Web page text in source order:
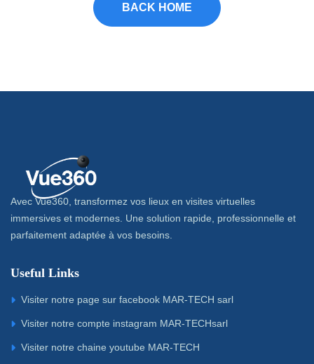
BACK HOME
Avec Vue360, transformez vos lieux en visites virtuelles
immersives et modernes. Une solution rapide, professionnelle et
parfaitement adaptée à vos besoins.
Useful Links
Visiter notre page sur facebook MAR-TECH sarl
Visiter notre compte instagram MAR-TECHsarl
Visiter notre chaine youtube MAR-TECH